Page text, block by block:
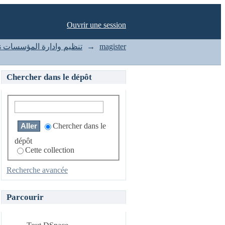
Ouvrir une session
Organization and management of enterprises تنظيم وادارة المؤسسات →
magister
Chercher dans le dépôt
Chercher dans le
dépôt
Cette collection
Recherche avancée
Parcourir